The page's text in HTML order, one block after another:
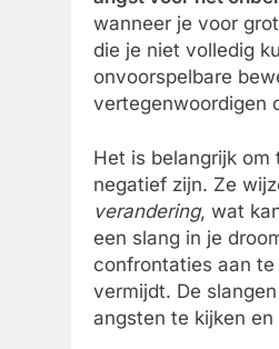
wanneer je voor
die je niet volledig
onvoorspelbare
vertegenwoordigen
Het is belangrijk om
negatief zijn. Ze
verandering, wat
een slang in je
confrontaties aan
vermijdt. De
angsten te kijken